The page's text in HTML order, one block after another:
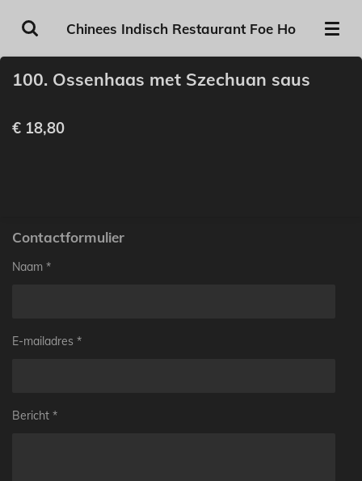
direct
naar
de
Chinees Indisch Restaurant Foe Ho
100. Ossenhaas met Szechuan saus
€ 18,80
Contactformulier
Naam *
E-mailadres *
Bericht *